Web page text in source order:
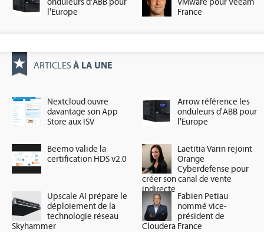
onduleurs d'ABB pour
l'Europe
VMware pour Veeam
France
ARTICLES À LA UNE
Nextcloud ouvre
davantage son App
Store aux ISV
Arrow référence les
onduleurs d'ABB pour
l'Europe
Beemo valide la
certification HDS v2.0
Laetitia Varin rejoint
Orange
Cyberdefense pour
créer son canal de vente
indirecte
Upscale AI prépare le
déploiement de la
technologie réseau
Skyhammer
Fabien Petiau
nommé vice-
président de
Cloudera France